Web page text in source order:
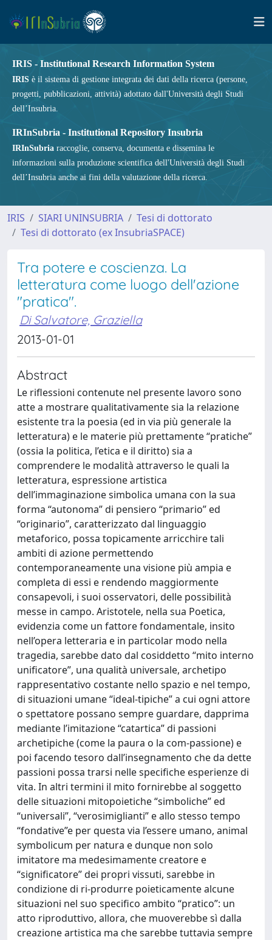
IRIS - Institutional Research Information System
IRIS è il sistema di gestione integrata dei dati della ricerca (persone,
progetti, pubblicazioni, attività) adottato dall'Università degli Studi
dell’Insubria.
IRInSubria - Institutional Repository Insubria
IRInSubria raccoglie, conserva, documenta e dissemina le
informazioni sulla produzione scientifica dell'Università degli Studi
dell’Insubria anche ai fini della valutazione della ricerca.
IRIS SIARI UNINSUBRIA
Tesi di dottorato
Tesi di dottorato (ex InsubriaSPACE)
Tra potere e coscienza. La
letteratura come luogo dell'azione
"pratica".
Di Salvatore, Graziella
2013-01-01
Abstract
Le riflessioni contenute nel presente lavoro sono
atte a mostrare qualitativamente sia la relazione
esistente tra la poesia (ed in via più generale la
letteratura) e le materie più prettamente “pratiche”
(ossia la politica, l’etica e il diritto) sia a
comprendere le modalità attraverso le quali la
letteratura, espressione artistica
dell’immaginazione simbolica umana con la sua
forma “autonoma” di pensiero “primario” ed
“originario”, caratterizzato dal linguaggio
metaforico, possa topicamente arricchire tali
ambiti di azione permettendo
contemporaneamente una visione più ampia e
completa di essi e rendendo maggiormente
consapevoli, i suoi osservatori, delle possibilità
messe in campo. Aristotele, nella sua Poetica,
evidenzia come un fattore fondamentale, insito
nell’opera letteraria e in particolar modo nella
tragedia, sarebbe dato dal cosiddetto “mito interno
unificatore”, una qualità universale, archetipo
rappresentativo costante nello spazio e nel tempo,
di situazioni umane “ideal-tipiche” a cui ogni attore
o spettatore possano sempre guardare, dapprima
mediante l’imitazione “catartica” di passioni
archetipiche (come la paura o la com-passione) e
poi facendo tesoro dall’insegnamento che da dette
passioni possa trarsi nelle specifiche esperienze di
vita. In altri termini il mito fornirebbe al soggetto
delle situazioni mitopoietiche “simboliche” ed
“universali”, “verosimiglianti” e allo stesso tempo
“fondative”e per questa via l’essere umano, animal
symbolicum per natura e dunque non solo
imitatore ma medesimamente creatore e
“significatore” dei propri vissuti, sarebbe in
condizione di ri-produrre poieticamente alcune
situazioni nel suo specifico ambito “pratico”: un
atto riproduttivo, allora, che muoverebbe sì dalla
creazione artistica ma che sarebbe tuttavia sempre